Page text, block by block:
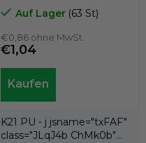
K21-009/4 PU , Kastas
Auf Lager (63 St)
€0,86 ohne MwSt.
€1,04
K21 PU - j jsname="txFAF"
class="JLqJ4b ChMk0b"